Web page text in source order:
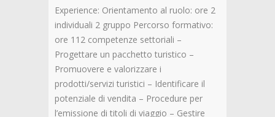
Experience: Orientamento al ruolo: ore 2
individuali 2 gruppo Percorso formativo:
ore 112 competenze settoriali –
Progettare un pacchetto turistico –
Promuovere e valorizzare i
prodotti/servizi turistici – Identificare il
potenziale di vendita – Procedure per
l’emissione di titoli di viaggio – Gestire